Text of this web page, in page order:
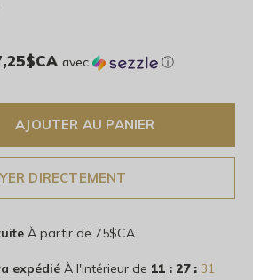
avec ⓘ
AJOUTER AU PANIER
DIRECTEMENT
À partir de 75$CA
expédiéÀ l'intérieur de 11 : 27 : 31